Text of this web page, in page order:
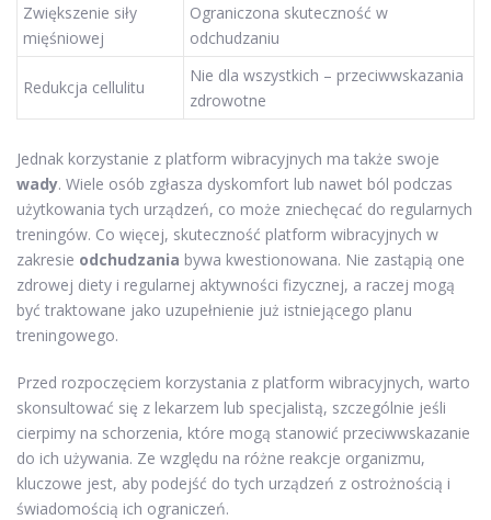
Zwiększenie siły
mięśniowej
Ograniczona skuteczność w
odchudzaniu
Redukcja cellulitu
Nie dla wszystkich – przeciwwskazania
zdrowotne
Jednak korzystanie z platform wibracyjnych ma także swoje
wady. Wiele osób zgłasza dyskomfort lub nawet ból podczas
użytkowania tych urządzeń, co może zniechęcać do regularnych
treningów. Co więcej, skuteczność platform wibracyjnych w
zakresie odchudzania bywa kwestionowana. Nie zastąpią one
zdrowej diety i regularnej aktywności fizycznej, a raczej mogą
być traktowane jako uzupełnienie już istniejącego planu
treningowego.
Przed rozpoczęciem korzystania z platform wibracyjnych, warto
skonsultować się z lekarzem lub specjalistą, szczególnie jeśli
cierpimy na schorzenia, które mogą stanowić przeciwwskazanie
do ich używania. Ze względu na różne reakcje organizmu,
kluczowe jest, aby podejść do tych urządzeń z ostrożnością i
świadomością ich ograniczeń.